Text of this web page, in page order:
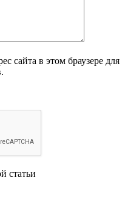
сайта в этом браузере для
статьи